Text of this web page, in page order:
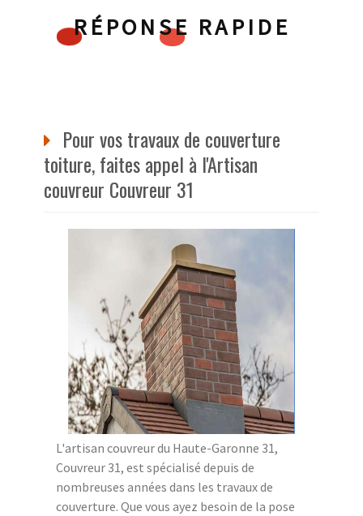
RÉPONSE RAPIDE
Pour vos travaux de couverture
toiture, faites appel à l'Artisan
couvreur Couvreur 31
L'artisan couvreur du Haute-Garonne 31,
Couvreur 31, est spécialisé depuis de
nombreuses années dans les travaux de
couverture. Que vous ayez besoin de la pose